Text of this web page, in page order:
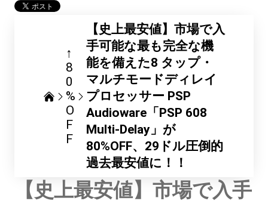
↑
8
0
%
O
F
F
【史上最安値】市場で入
手可能な最も完全な機
能を備えた8 タップ・
マルチモードディレイ
プロセッサー PSP
Audioware「PSP 608
Multi-Delay」が
80%OFF、29ドル圧倒的
過去最安値に！！
【史上最安値】市場で入手